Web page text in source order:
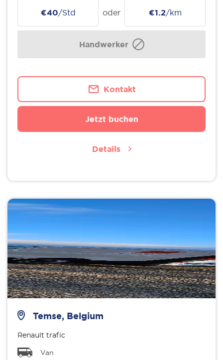
€40/Std oder €1.2/km
Handwerker
Kontakt
Jetzt buchen
Details
Temse, Belgium
Renault trafic
Van